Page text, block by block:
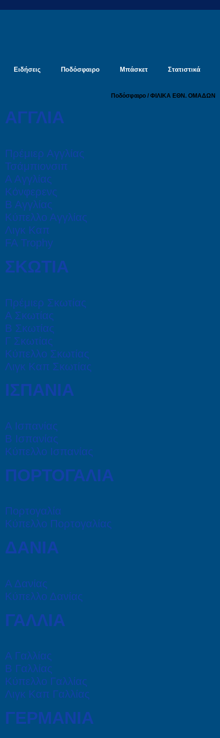
Ειδήσεις Ποδόσφαιρο Μπάσκετ Στατιστικά
Ποδόσφαιρο / ΦΙΛΙΚΑ ΕΘΝ. ΟΜΑΔΩΝ
ΑΓΓΛΙΑ
Πρέμιερ Αγγλίας
Τσάμπιονσιπ
Α Αγγλίας
Κόνφερενς
Β Αγγλίας
Κύπελλο Αγγλίας
Λιγκ Καπ
FA Trophy
ΣΚΩΤΙΑ
Πρέμιερ Σκωτίας
Α Σκωτίας
Β Σκωτίας
Γ Σκωτίας
Κύπελλο Σκωτίας
Λιγκ Καπ Σκωτίας
ΙΣΠΑΝΙΑ
Α Ισπανίας
Β Ισπανίας
Κύπελλο Ισπανίας
ΠΟΡΤΟΓΑΛΙΑ
Πορτογαλία
Κύπελλο Πορτογαλίας
ΔΑΝΙΑ
Α Δανίας
Κύπελλο Δανίας
ΓΑΛΛΙΑ
Α Γαλλίας
Β Γαλλίας
Κύπελλο Γαλλίας
Λιγκ Καπ Γαλλίας
ΓΕΡΜΑΝΙΑ